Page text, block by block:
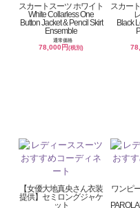
スカートスーツ ホワイト
White Collarless One
Button Jacket & Pencil Skirt
Ensemble
通常価格
78,000円(税別)
スカー
Black
【女優大地真央さん衣装
提供】セミロングジャケ
ット
ワンピ